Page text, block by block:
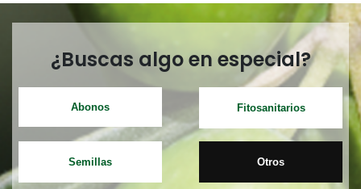
¿Buscas algo en especial?
Abonos Fitosanitarios
Semillas Otros